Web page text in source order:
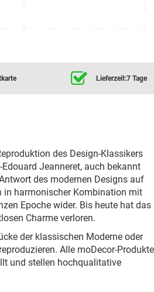
Lieferzeit:7 Tage
des Design-Klassikers
Jeanneret, auch bekannt
des modernen Designs auf
in harmonischer Kombination mit
Epoche wider. Bis heute hat das
Charme verloren.
der klassischen Moderne oder
Alle moDecor-Produkte
und stellen hochqualitative